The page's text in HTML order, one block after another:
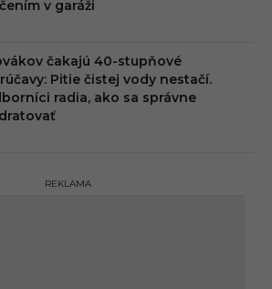
v garáži
čakajú 40-stupňové
Pitie čistej vody nestačí.
radia, ako sa správne
REKLAMA